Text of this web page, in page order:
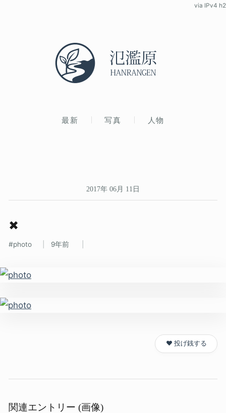
最新 写真 人物
via IPv4 h2
2017年 06月 11日
✖
photo 9年前
❤️ 投げ銭する
関連エントリー (画像)